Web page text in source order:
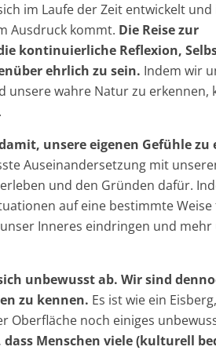
im Laufe der Zeit entwickelt und
Ausdruck kommt. Die Reise zur
kontinuierliche Reflexion,
ehrlich zu sein. Indem wir
unsere wahre Natur zu erkennen,
unsere eigenen Gefühle zu
Auseinandersetzung mit
und den Gründen dafür.
auf eine bestimmte
Inneres eindringen und mehr
unbewusst ab. Wir sind
zu kennen. Es ist wie ein
Oberfläche noch einiges
Menschen viele (kulturell